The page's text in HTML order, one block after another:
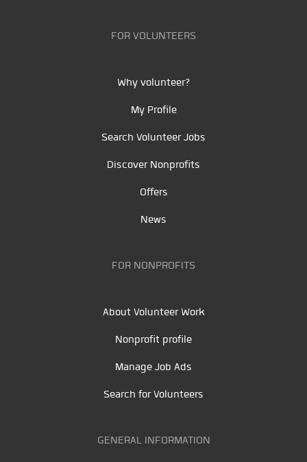
FOR VOLUNTEERS
Why volunteer?
My Profile
Search Volunteer Jobs
Discover Nonprofits
Offers
News
FOR NONPROFITS
About Volunteer Work
Nonprofit profile
Manage Job Ads
Search for Volunteers
GENERAL INFORMATION